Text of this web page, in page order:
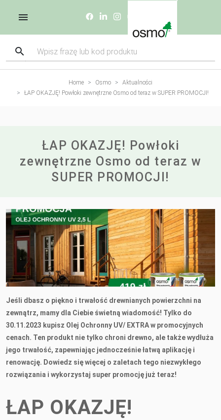
Home Osmo
Aktualności
ŁAP OKAZJĘ! Powłoki zewnętrzne Osmo od teraz w SUPER PROMOCJI!
ŁAP OKAZJĘ! Powłoki
zewnętrzne Osmo od teraz w
SUPER PROMOCJI!
Jeśli dbasz o piękno i trwałość drewnianych powierzchni na
zewnątrz, mamy dla Ciebie świetną wiadomość! Tylko do
30.11.2023 kupisz Olej Ochronny UV/ EXTRA w promocyjnych
cenach. Ten produkt nie tylko chroni drewno, ale także wydłuża
jego trwałość, zapewniając jednocześnie łatwą aplikację i
renowację. Dowiedz się więcej o zaletach tego niezwykłego
rozwiązania i wykorzystaj super promocję już teraz!
ŁAP OKAZJĘ!